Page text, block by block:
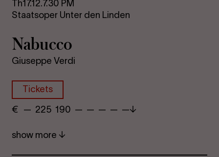
Th17.12.7.30 PM
Staatsoper Unter den Linden
Nabucco
Giuseppe Verdi
Tickets
€ ​ — 225 190​ — — —​ — —
show more